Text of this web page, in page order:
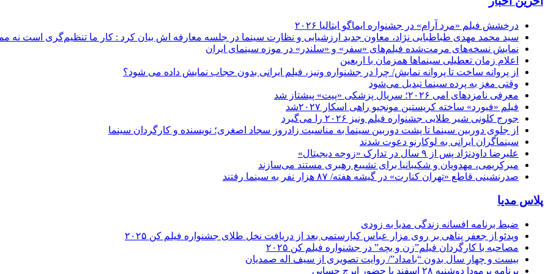
درخشش فیلم «مرد آرام» در جشنواره ایماگو ایتالیا ۲۰۲۶
سید محمد مهدی طباطبایی نژاد، معاون جدید ارزشیابی و نظارت سینما در جلسه معارفه اش بیان کرد : کار ما تنظیم‌گری است نه
نمایش نسخه‌های مرمت‌شده فیلم‌های «سفر» و «سلندر» در موزه سینمای ایران
اعلام زمان تعطیلی سینماها همزمان با اربعین
از پروانه ساخت تا پروانه نمایش/ چرا در جشنواره ونیز، فیلم ایرانی بدون حجاب نمایش داده می شود؟
وقتی مغز به پرده سینما تبدیل می‌شود
معرفی نامزدهای امی ۲۰۲۶؛ سریال پزشکی «پیت» پیشتاز شد
فیلم «فیورد» ساخته کریستین مونجیو راهی اسکار ۲۰۲۷شد
جورج کلونی شیر طلایی جشنواره فیلم ونیز ۲۰۲۶ را می‌گیرد
از جلوی دوربین سینما تا پشت دوربین سینما به مناسبت زادروز سجاد اصغری؛ نویسنده و کارگردان سینما
سینماگران ایرانی به لوکارنو دعوت شدند
علیرضا داودنژاد پس از ۹ سال در تدارک «زوجه دیجیتال»
میرکریمی، مهدویان و شکیبانیا برای تشییع رهبری مستند می‌سازند
صدرنشینی قاطع «تهران کنارت» در گیشه هفته/ ۸۷ هزار نفر به سینما رفتند
پلاس مدیا
ضبط برنامه افسانه زندگی مدیا به زودی
ویدئو از جعفر پناهی بر روی مزار عباس کیارستمی بعد از دریافت نخل طلای جشنواره فیلم کن ۲۰۲۵
مصاحبه با کارگردان فیلم”زن و بچه” در جشنواره فیلم کن ۲۰۲۵
بیست و چهار سال بدون “بامداد”/ روایت تصویری از سیف اله صمدیان
برنامه برمودا دوشنبه ۲۸ اسفند با حضور ایرج حسابی